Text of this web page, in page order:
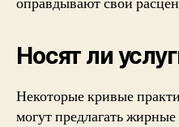
Носят ли
Некоторые кривые
могут предлагать жирные